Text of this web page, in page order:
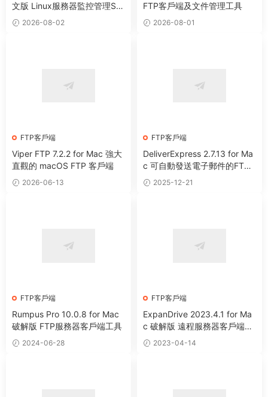
文版 Linux服務器監控管理SS
H終端工具
2026-08-02
FTP客戶端及文件管理工具
2026-08-01
FTP客戶端
Viper FTP 7.2.2 for Mac 強大
直觀的 macOS FTP 客戶端
2026-06-13
FTP客戶端
DeliverExpress 2.7.13 for Ma
c 可自動發送電子郵件的FTP
客戶端
2025-12-21
FTP客戶端
Rumpus Pro 10.0.8 for Mac
破解版 FTP服務器客戶端工具
2024-06-28
FTP客戶端
ExpanDrive 2023.4.1 for Ma
c 破解版 遠程服務器客戶端軟
件 2023-04-14